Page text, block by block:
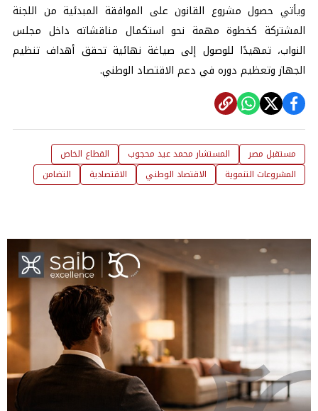
ويأتي حصول مشروع القانون على الموافقة المبدئية من اللجنة
المشتركة كخطوة مهمة نحو استكمال مناقشاته داخل مجلس
النواب، تمهيدًا للوصول إلى صياغة نهائية تحقق أهداف تنظيم
الجهاز وتعظيم دوره في دعم الاقتصاد الوطني.
مستقبل مصر المستشار محمد عيد محجوب
القطاع الخاص
المشروعات التنموية
الاقتصاد الوطني الاقتصادية التضامن